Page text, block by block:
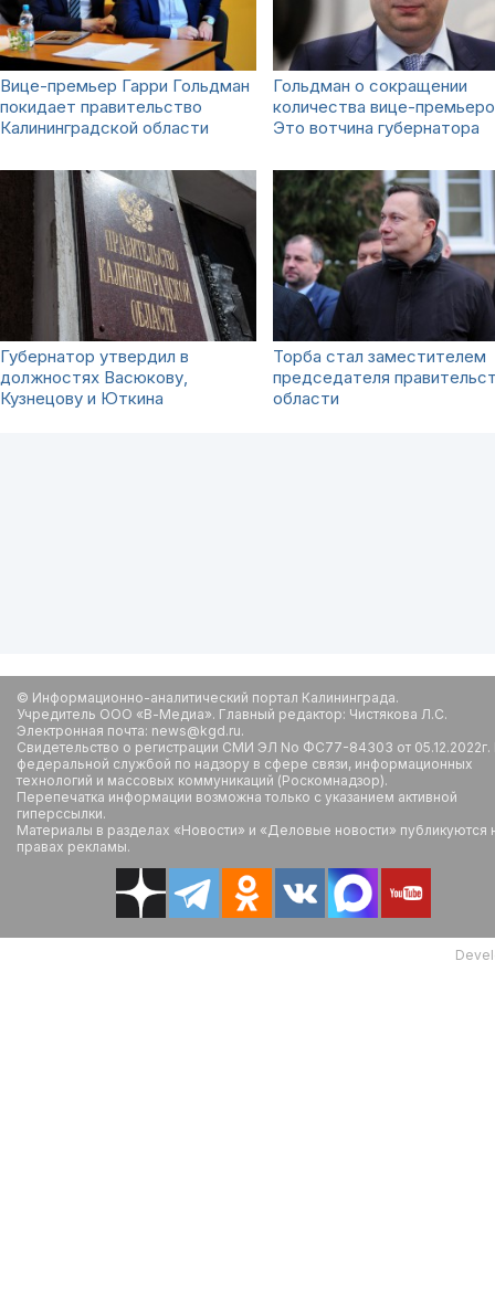
Вице-премьер Гарри Гольдман
покидает правительство
Калининградской области
Гольдман о сокращении
количества вице-
Это вотчина губернатора
Губернатор утвердил в
должностях Васюкову,
Кузнецову и Юткина
Торба стал заместителем
председателя
области
© Информационно-аналитический портал Калининграда.
Учредитель ООО «В-Медиа». Главный редактор: Чистякова Л.С.
Электронная почта: news@kgd.ru.
Свидетельство о регистрации СМИ ЭЛ No ФС77-84303 от
федеральной службой по надзору в сфере связи, информационных
технологий и массовых коммуникаций (Роскомнадзор).
Перепечатка информации возможна только с указанием активной
гиперссылки.
Материалы в разделах «Новости» и «Деловые новости» публикуются
правах рекламы.